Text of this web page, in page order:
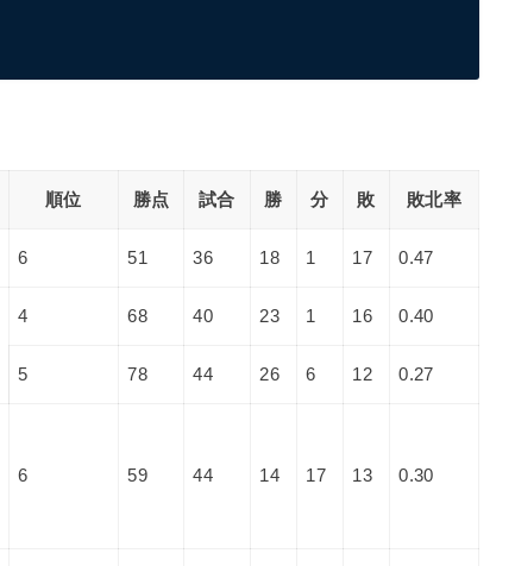
順位 勝点 試合 勝 分 敗 敗北率
6 51 36 18 1 17 0.47
4 68 40 23 1 16 0.40
5 78 44 26 6 12 0.27
6 59 44 14 17 13 0.30